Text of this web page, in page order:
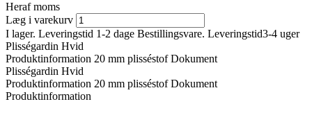
Heraf moms
Læg i varekurv
I lager. Leveringstid 1-2 dage Bestillingsvare. Leveringstid3-4 uger
Plisségardin Hvid
Produktinformation 20 mm plisséstof Dokument
Plisségardin Hvid
Produktinformation 20 mm plisséstof Dokument
Produktinformation